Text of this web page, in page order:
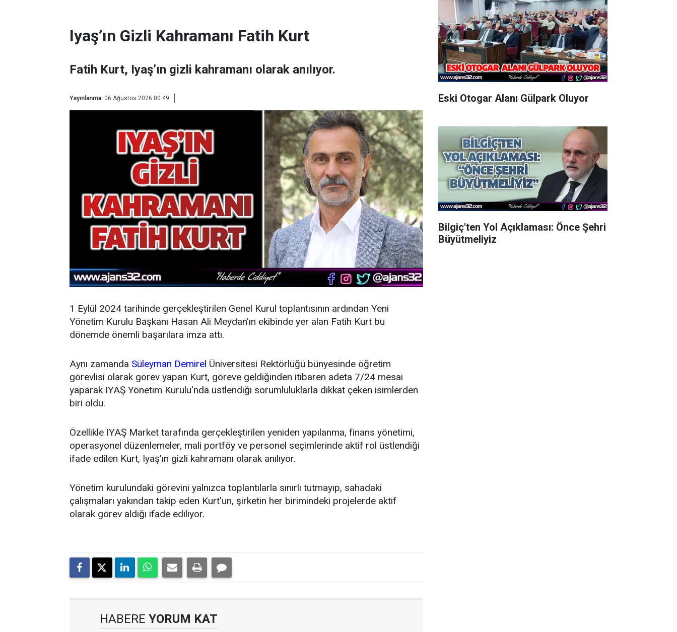
Iyaş’ın Gizli Kahramanı Fatih Kurt
Fatih Kurt, Iyaş’ın gizli kahramanı olarak anılıyor.
Yayınlanma: 06 Ağustos 2026 00:49
1 Eylül 2024 tarihinde gerçekleştirilen Genel Kurul toplantısının ardından Yeni
Yönetim Kurulu Başkanı Hasan Ali Meydan’ın ekibinde yer alan Fatih Kurt bu
dönemde önemli başarılara imza attı.
Aynı zamanda Süleyman Demirel Üniversitesi Rektörlüğü bünyesinde öğretim
görevlisi olarak görev yapan Kurt, göreve geldiğinden itibaren adeta 7/24 mesai
yaparak IYAŞ Yönetim Kurulu'nda üstlendiği sorumluluklarla dikkat çeken isimlerden
biri oldu.
Özellikle IYAŞ Market tarafında gerçekleştirilen yeniden yapılanma, finans yönetimi,
operasyonel düzenlemeler, mali portföy ve personel seçimlerinde aktif rol üstlendiği
ifade edilen Kurt, Iyaş’ın gizli kahramanı olarak anılıyor.
Yönetim kurulundaki görevini yalnızca toplantılarla sınırlı tutmayıp, sahadaki
çalışmaları yakından takip eden Kurt'un, şirketin her birimindeki projelerde aktif
olarak görev aldığı ifade ediliyor.
HABERE YORUM KAT
Eski Otogar Alanı Gülpark Oluyor
Bilgiç'ten Yol Açıklaması: Önce Şehri
Büyütmeliyiz